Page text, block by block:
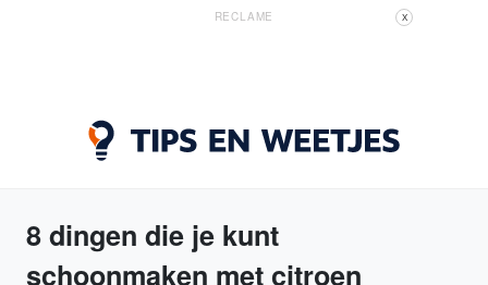
RECLAME X
8 dingen die je kunt
schoonmaken met citroen